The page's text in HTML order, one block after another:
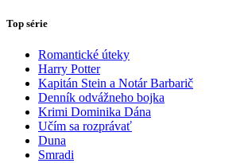
Top série
Romantické úteky
Harry Potter
Kapitán Stein a Notár Barbarič
Denník odvážneho bojka
Krimi Dominika Dána
Učím sa rozprávať
Duna
Smradi